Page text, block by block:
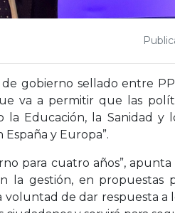
gobierno sellado entre
va a permitir que las
Educación, la Sanidad y
y Europa”.
para cuatro años”,
gestión, en propuestas
de dar respuesta a